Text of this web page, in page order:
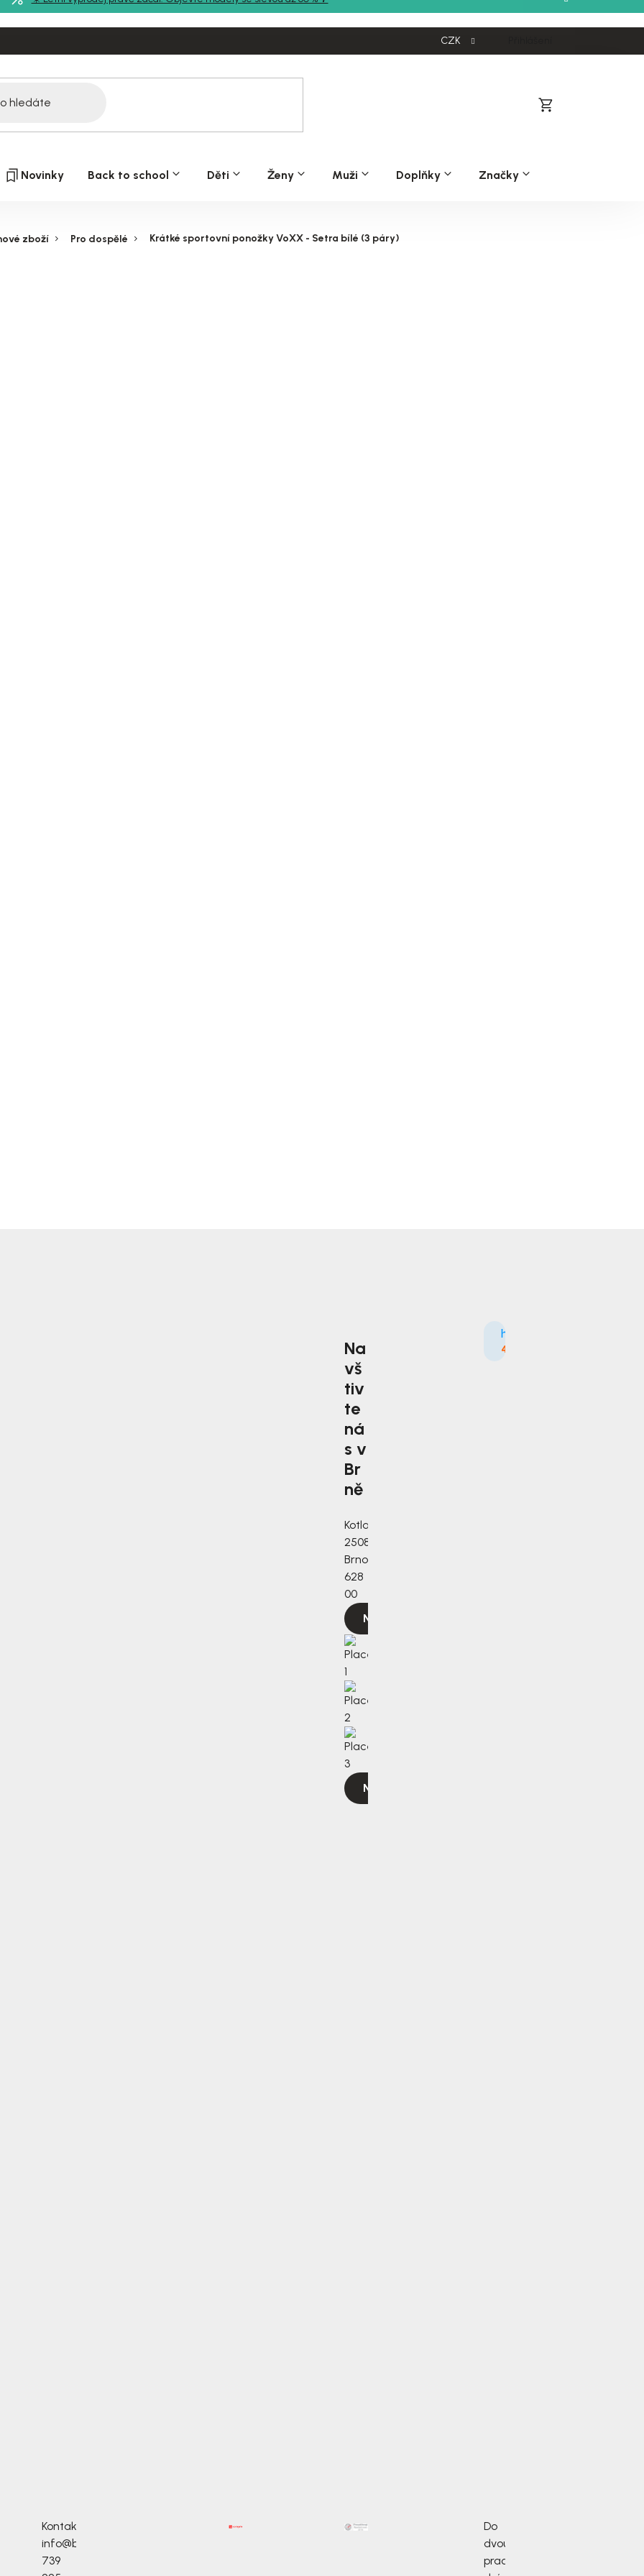
CZK
Nákupní
Novinky Back to school Děti Ženy Muži Doplňky Značky
zboží Pro dospělé Krátké sportovní ponožky VoXX - Setra bílé (3 páry)
Na
vš
tiv
te
ná
s v
Br
ně
Kotlanova
2508/3a,
Brno,
628
00
Navigovat
Navigovat
4.9
Kontakty
info@bosonozka.cz
739
Do
dvou
pracovních